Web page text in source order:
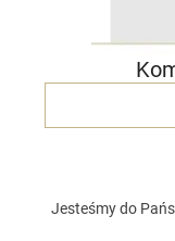
Jesteśmy do